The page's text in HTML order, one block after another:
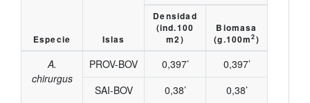
Especie Islas
Densidad
(ind.100
m2)
Biomasa
(g.100m2)
A.
chirurgus
PROV-BOV 0,397’
0,397’
SAI-BOV
0,38’
0,38’